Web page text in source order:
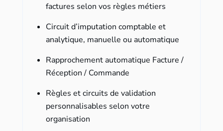
factures selon vos règles métiers
Circuit d’imputation comptable et
analytique, manuelle ou automatique
Rapprochement automatique Facture /
Réception / Commande
Règles et circuits de validation
personnalisables selon votre
organisation